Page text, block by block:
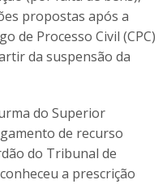
propostas após a
de Processo Civil (CPC)
da suspensão da
do Superior
de recurso
do Tribunal de
a prescrição